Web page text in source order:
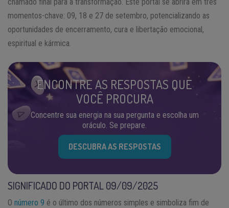
momentos-chave: 09, 18 e 27 de setembro, potencializando as
oportunidades de encerramento, cura e libertação emocional,
espiritual e kármica.
ENCONTRE AS RESPOSTAS QUE
VOCÊ PROCURA
Concentre sua energia na sua pergunta e escolha um
oráculo. Se prepare.
DESCUBRA AS RESPOSTAS
SIGNIFICADO DO PORTAL 09/09/2025
O número 9 é o último dos números simples e simboliza fim de